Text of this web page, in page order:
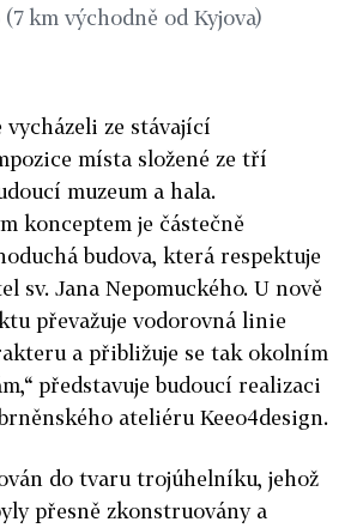
(7 km východně od Kyjova)
vycházeli ze stávající
místa složené ze tří
muzeum a hala.
konceptem je částečně
budova, která respektuje
sv. Jana Nepomuckého. U nově
převažuje vodorovná linie
a přibližuje se tak okolním
představuje budoucí realizaci
ateliéru Keeo4design.
do tvaru trojúhelníku, jehož
přesně zkonstruovány a